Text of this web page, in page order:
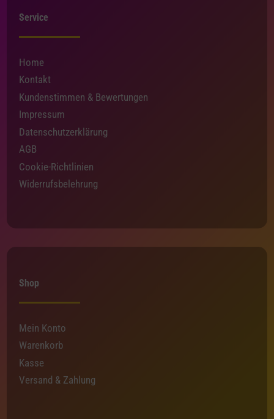
Service
Home
Kontakt
Kundenstimmen & Bewertungen
Impressum
Datenschutzerklärung
AGB
Cookie-Richtlinien
Widerrufsbelehrung
Shop
Mein Konto
Warenkorb
Kasse
Versand & Zahlung